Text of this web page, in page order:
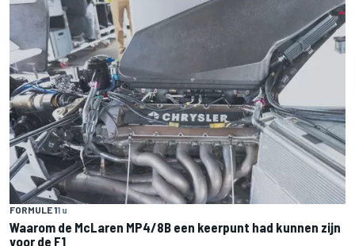
FORMULE 11 u
Waarom de McLaren MP4/8B een keerpunt had kunnen zijn
voor de F1